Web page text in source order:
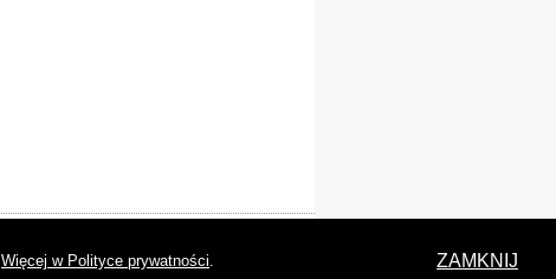
Więcej w Polityce prywatności. ZAMKNIJ